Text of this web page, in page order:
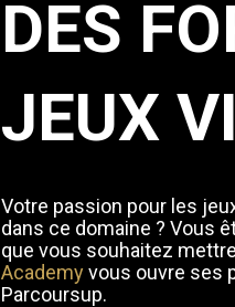
DES
JEUX
Votre passion pour les
dans ce domaine ? Vous
que vous souhaitez
Academyvous ouvre ses
Parcoursup.